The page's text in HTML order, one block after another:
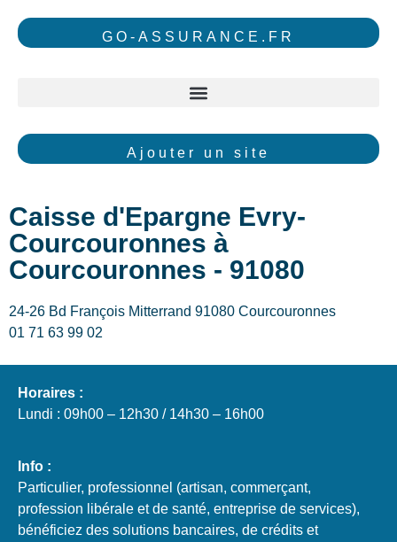
GO-ASSURANCE.FR
Ajouter un site
Caisse d'Epargne Evry-
Courcouronnes à
Courcouronnes - 91080
24-26 Bd François Mitterrand 91080 Courcouronnes
01 71 63 99 02
Horaires :
Lundi : 09h00 – 12h30 / 14h30 – 16h00
Info :
Particulier, professionnel (artisan, commerçant,
profession libérale et de santé, entreprise de services),
bénéficiez des solutions bancaires, de crédits et